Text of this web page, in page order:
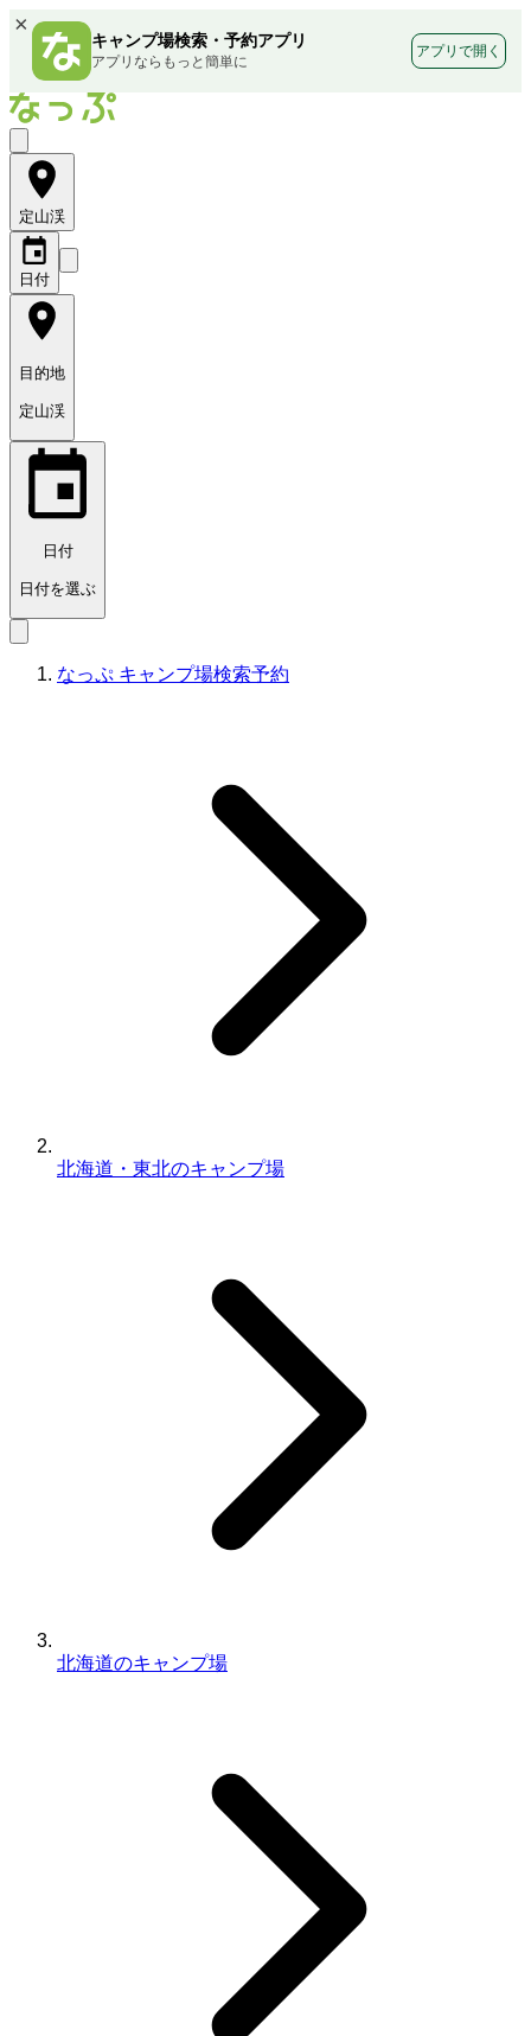
×
キャンプ場検索・予約アプリ
アプリならもっと簡単に
アプリで開く
定山渓
日付
目的地
定山渓
日付
日付を選ぶ
なっぷ キャンプ場検索予約
北海道・東北のキャンプ場
北海道のキャンプ場